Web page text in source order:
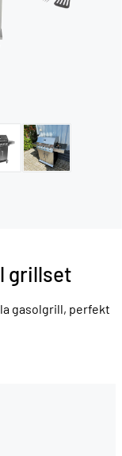
grillset
gasolgrill, perfekt